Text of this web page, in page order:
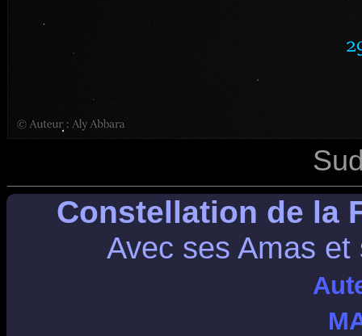
Constellation de la
Avec ses Amas